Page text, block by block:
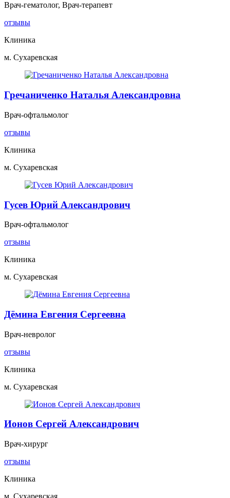
Врач-гематолог, Врач-терапевт
отзывы
Клиника
м. Сухаревская
Гречаниченко Наталья Александровна
Врач-офтальмолог
отзывы
Клиника
м. Сухаревская
Гусев Юрий Александрович
Врач-офтальмолог
отзывы
Клиника
м. Сухаревская
Дёмина Евгения Сергеевна
Врач-невролог
отзывы
Клиника
м. Сухаревская
Ионов Сергей Александрович
Врач-хирург
отзывы
Клиника